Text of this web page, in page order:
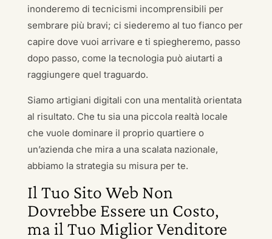
inonderemo di tecnicismi incomprensibili per
sembrare più bravi; ci siederemo al tuo fianco per
capire dove vuoi arrivare e ti spiegheremo, passo
dopo passo, come la tecnologia può aiutarti a
raggiungere quel traguardo.
Siamo artigiani digitali con una mentalità orientata
al risultato. Che tu sia una piccola realtà locale
che vuole dominare il proprio quartiere o
un’azienda che mira a una scalata nazionale,
abbiamo la strategia su misura per te.
Il Tuo Sito Web Non
Dovrebbe Essere un Costo,
ma il Tuo Miglior Venditore